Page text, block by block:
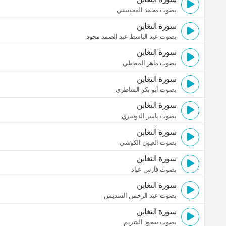
بصوت محمد المحيسني
سورة التغابن
بصوت عبد الباسط عبد الصمد مجود
سورة التغابن
بصوت ماهر المعيقلي
سورة التغابن
بصوت أبو بكر الشاطري
سورة التغابن
بصوت ياسر الدوسري
سورة التغابن
بصوت العيون الكوشي
سورة التغابن
بصوت فارس عباد
سورة التغابن
بصوت عبد الرحمن السديس
سورة التغابن
بصوت سعود الشريم